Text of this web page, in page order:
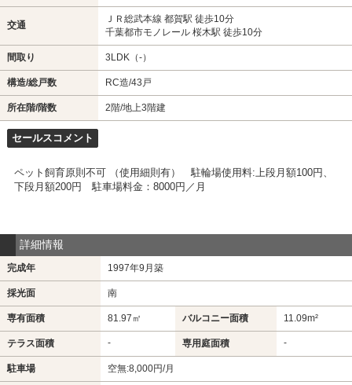
交通
ＪＲ総武本線 都賀駅 徒歩10分
千葉都市モノレール 桜木駅 徒歩10分
間取り 3LDK（-）
構造/総戸数 RC造/43戸
所在階/階数 2階/地上3階建
セールスコメント
ペット飼育原則不可 （使用細則有） 駐輪場使用料:上段月額100円、
下段月額200円 駐車場料金：8000円／月
詳細情報
完成年 1997年9月築
採光面 南
専有面積 81.97㎡ バルコニー面積 11.09m²
テラス面積 - 専用庭面積 -
駐車場 空無:8,000円/月